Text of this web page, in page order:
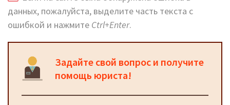
данных, пожалуйста, выделите часть текста с
ошибкой и нажмите Ctrl+Enter.
Задайте свой вопрос и получите
помощь юриста!